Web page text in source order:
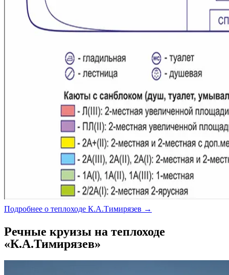
Подробнее о теплоходе К.А.Тимирязев →
Речные круизы на теплоходе
«К.А.Тимирязев»